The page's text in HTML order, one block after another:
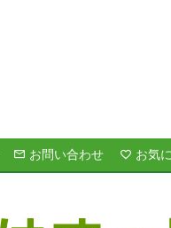
お問い合わせ お気